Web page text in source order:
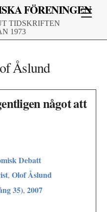
FÖRENINGEN
TIDSKRIFTEN
1973
Åslund
något att
Debatt
,Olof Åslund
35),2007